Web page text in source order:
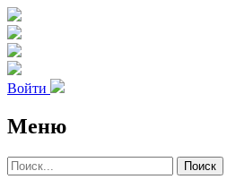
Войти
Меню
Поиск